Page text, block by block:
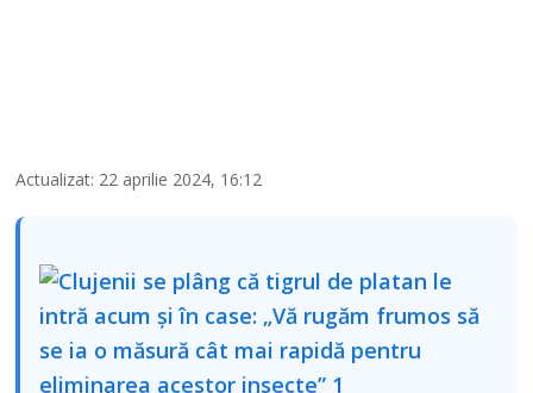
Actualizat: 22 aprilie 2024, 16:12